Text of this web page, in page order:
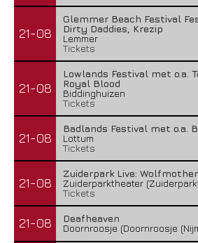
21-08
Glemmer Beach Festival
Dirty Daddies, Krezip
Lemmer
Tickets
21-08
Lowlands Festival met o.a.
Royal Blood
Biddinghuizen
Tickets
21-08
Badlands Festival met o.a.
Lottum
Tickets
21-08
Zuiderpark Live: Wolfmother
Zuiderparktheater
Tickets
21-08
Deafheaven
Doornroosje (Doornroosje